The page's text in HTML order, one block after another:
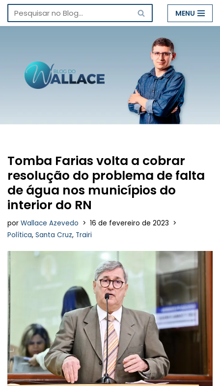
Pular
conteúdo
MENU
Tomba Farias volta a cobrar
resolução do problema de falta
de água nos municípios do
interior do RN
por Wallace Azevedo
16 de fevereiro de 2023
Política, Santa Cruz, Trairi